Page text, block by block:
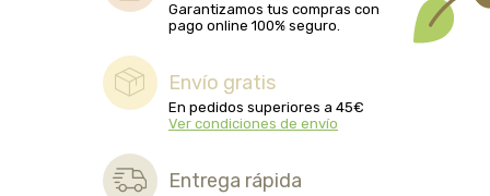
Garantizamos tus compras con
pago online 100% seguro.
Envío gratis
En pedidos superiores a 45€
Ver condiciones de envío
Entrega rápida
bioserum
biover